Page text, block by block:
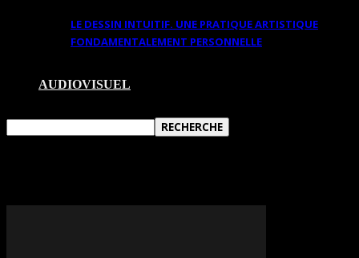
LE DESSIN INTUITIF. UNE PRATIQUE ARTISTIQUE
FONDAMENTALEMENT PERSONNELLE
AUDIOVISUEL